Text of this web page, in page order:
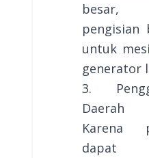
pengisian
untuk
generator
3.
Daerah
Karena
dapat